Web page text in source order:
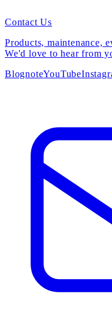
Contact Us
Products, maintenance,
We'd love to hear from
BlognoteYouTube